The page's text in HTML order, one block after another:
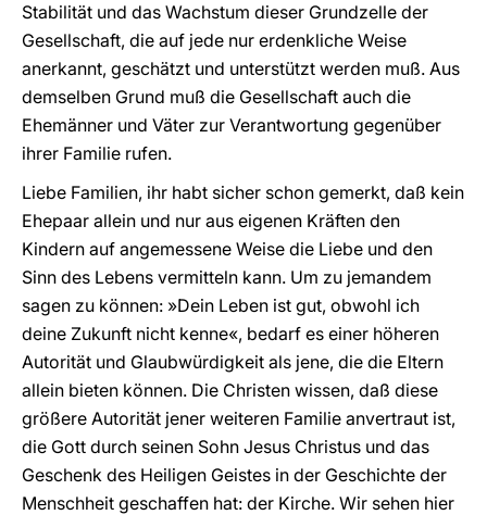
Stabilität und das Wachstum dieser Grundzelle der
Gesellschaft, die auf jede nur erdenkliche Weise
anerkannt, geschätzt und unterstützt werden muß. Aus
demselben Grund muß die Gesellschaft auch die
Ehemänner und Väter zur Verantwortung gegenüber
ihrer Familie rufen.
Liebe Familien, ihr habt sicher schon gemerkt, daß kein
Ehepaar allein und nur aus eigenen Kräften den
Kindern auf angemessene Weise die Liebe und den
Sinn des Lebens vermitteln kann. Um zu jemandem
sagen zu können: »Dein Leben ist gut, obwohl ich
deine Zukunft nicht kenne«, bedarf es einer höheren
Autorität und Glaubwürdigkeit als jene, die die Eltern
allein bieten können. Die Christen wissen, daß diese
größere Autorität jener weiteren Familie anvertraut ist,
die Gott durch seinen Sohn Jesus Christus und das
Geschenk des Heiligen Geistes in der Geschichte der
Menschheit geschaffen hat: der Kirche. Wir sehen hier